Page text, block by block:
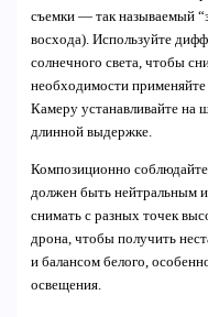
съемки — так называемый
восхода). Используйте
солнечного света, чтобы
необходимости
Камеру устанавливайте на
длинной выдержке.
Композиционно
должен быть нейтральным
снимать с разных точек
дрона, чтобы получить
и балансом белого,
освещения.